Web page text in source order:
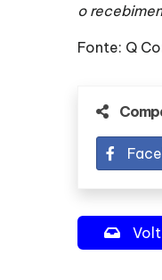
o
Fonte: Q